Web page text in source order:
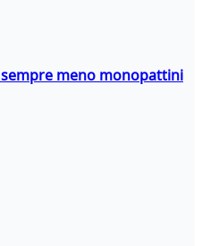
meno monopattini